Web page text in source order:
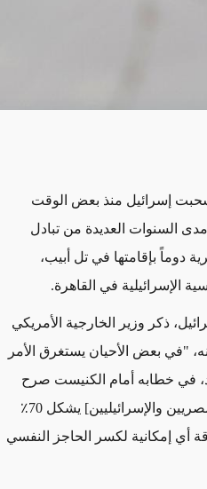
إسرائيل منذ بعض الوقت
السنوات العديدة من تبادل
دوماً بإقامتها في تل أبيب،
الإسرائيلية في القاهرة.
ذكر وزير الخارجية الأمريكي
"في بعض الأحيان يستغرق الأمر
في خطابه أمام الكنيست صرح
الرئيس المصري أنور السادات أن هناك "حاجزاً نفسياً [بين المصريين والإسرائيليين] يشكل 70٪
أي إمكانية لكسر الحاجز النفسي